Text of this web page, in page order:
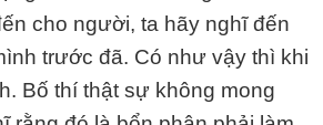
cho người, ta hãy nghĩ đến
trước đã. Có như vậy thì khi
Bố thí thật sự không mong